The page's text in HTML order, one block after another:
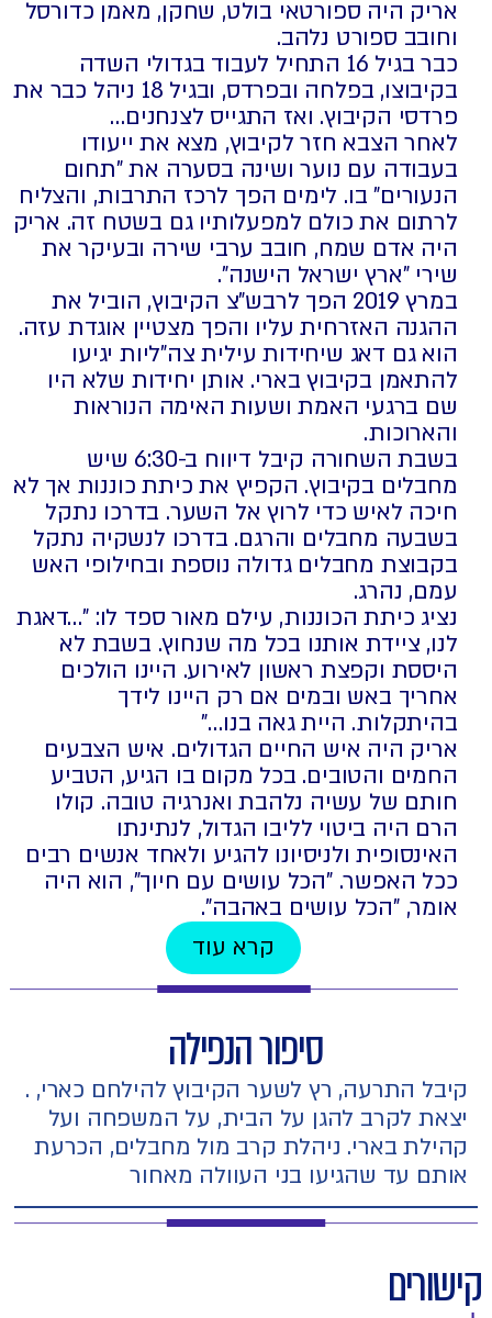
אריק היה ספורטאי בולט, שחקן, מאמן כדורסל
וחובב ספורט נלהב.
כבר בגיל 16 התחיל לעבוד בגדולי השדה
בקיבוצו, בפלחה ובפרדס, ובגיל 18 ניהל כבר את
פרדסי הקיבוץ. ואז התגייס לצנחנים…
לאחר הצבא חזר לקיבוץ, מצא את ייעודו
בעבודה עם נוער ושינה בסערה את "תחום
הנעורים" בו. לימים הפך לרכז התרבות, והצליח
לרתום את כולם למפעלותיו גם בשטח זה. אריק
היה אדם שמח, חובב ערבי שירה ובעיקר את
שירי "ארץ ישראל הישנה".
במרץ 2019 הפך לרבש"צ הקיבוץ, הוביל את
ההגנה האזרחית עליו והפך מצטיין אוגדת עזה.
הוא גם דאג שיחידות עילית צה"ליות יגיעו
להתאמן בקיבוץ בארי. אותן יחידות שלא היו
שם ברגעי האמת ושעות האימה הנוראות
והארוכות.
בשבת השחורה קיבל דיווח ב-6:30 שיש
מחבלים בקיבוץ. הקפיץ את כיתת כוננות אך לא
חיכה לאיש כדי לרוץ אל השער. בדרכו נתקל
בשבעה מחבלים והרגם. בדרכו לנשקיה נתקל
בקבוצת מחבלים גדולה נוספת ובחילופי האש
עמם, נהרג.
נציג כיתת הכוננות, עילם מאור ספד לו: "…דאגת
לנו, ציידת אותנו בכל מה שנחוץ. בשבת לא
היססת וקפצת ראשון לאירוע. היינו הולכים
אחריך באש ובמים אם רק היינו לידך
בהיתקלות. היית גאה בנו…"
אריק היה איש החיים הגדולים. איש הצבעים
החמים והטובים. בכל מקום בו הגיע, הטביע
חותם של עשיה נלהבת ואנרגיה טובה. קולו
הרם היה ביטוי לליבו הגדול, לנתינתו
האינסופית ולניסיונו להגיע ולאחד אנשים רבים
ככל האפשר. "הכל עושים עם חיוך", הוא היה
אומר, "הכל עושים באהבה".
קרא עוד
סיפור הנפילה
. קיבל התרעה, רץ לשער הקיבוץ להילחם כארי,
יצאת לקרב להגן על הבית, על המשפחה ועל
קהילת בארי. ניהלת קרב מול מחבלים, הכרעת
אותם עד שהגיעו בני העוולה מאחור
קישורים